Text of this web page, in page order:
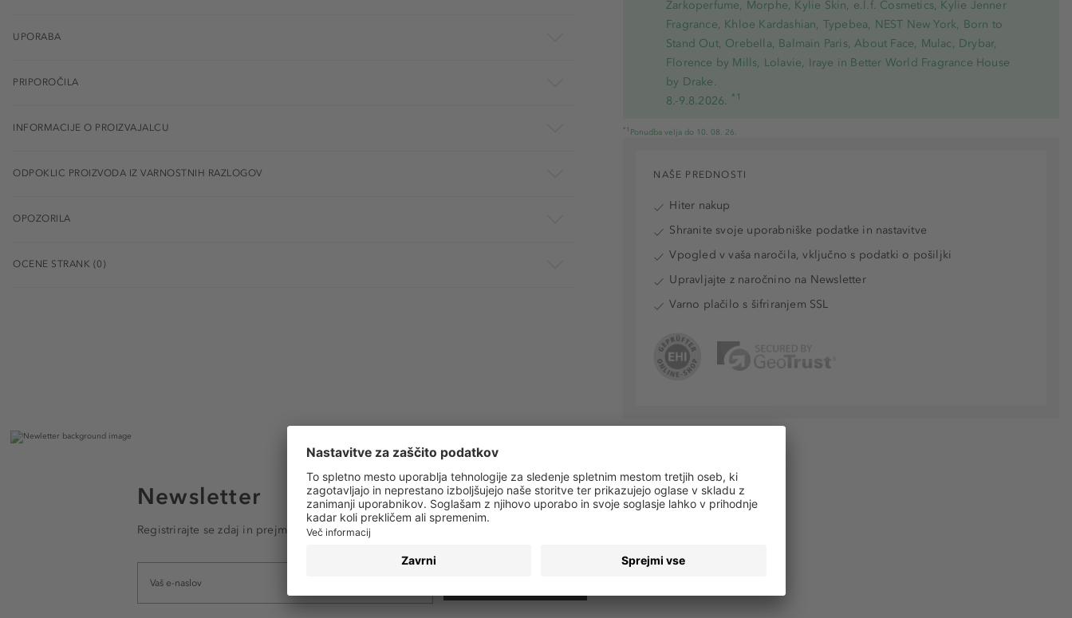
Zarkoperfume, Morphe, Kylie Skin, e.l.f. Cosmetics, Kylie Jenner
Fragrance, Khloe Kardashian, Typebea, NEST New York, Born to
Stand Out, Orebella, Balmain Paris, About Face, Mulac, Drybar,
Florence by Mills, Lolavie, Iraye in Better World Fragrance House
by Drake.
8.-9.8.2026. *1
*1 Ponudba velja do 10. 08. 26.
UPORABA
PRIPOROČILA
INFORMACIJE O PROIZVAJALCU
ODPOKLIC PROIZVODA IZ VARNOSTNIH RAZLOGOV
OPOZORILA
OCENE STRANK (0)
NAŠE PREDNOSTI
Hiter nakup
Shranite svoje uporabniške podatke in nastavitve
Vpogled v vaša naročila, vključno s podatki o pošiljki
Upravljajte z naročnino na Newsletter
Varno plačilo s šifriranjem SSL
Newsletter
Registrirajte se zdaj in prejmite e-poštna obvestila o vseh trendih in ponudbah!